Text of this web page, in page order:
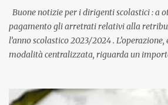
aggiornata periodicamente in base al cost...
Buone notizie per i dirigenti scolastici : a
pagamento gli arretrati relativi alla
l’anno scolastico 2023/2024 .
modalità centralizzata, riguarda un
ordinaria di ottobre . Cos’è la retribuzione